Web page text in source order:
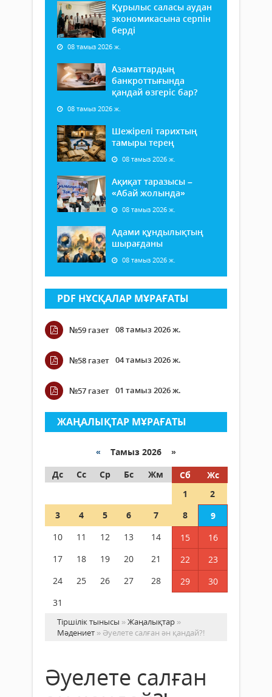
Құрылыс саласы аудан
экономикасына серпін
берді
08 тамыз 2026 ж.
Азаматтардың
банкроттығында
қандай өзгеріс бар?
08 тамыз 2026 ж.
Шежірелі тарихтың
тамыры терең
08 тамыз 2026 ж.
Ақиқат таразысы –
«Абай жолында»
08 тамыз 2026 ж.
Адами құндылықтың
шырағданы
08 тамыз 2026 ж.
PDF НҰСҚАЛАР МҰРАҒАТЫ
№59 газет 08 тамыз 2026 ж.
№58 газет 04 тамыз 2026 ж.
№57 газет 01 тамыз 2026 ж.
ЖАҢАЛЫҚТАР МҰРАҒАТЫ
« Тамыз 2026 »
Дс
Сс Ср Бс Жм Сб
Жс
1
2
3
4 5 6 7 8
9
10
11 12 13 14 15
16
17
18 19 20 21 22
23
24
25 26 27 28 29
30
31
Тіршілік тынысы »Жаңалықтар »
Мәдениет » Әуелете салған ән қандай?!
Әуелете салған